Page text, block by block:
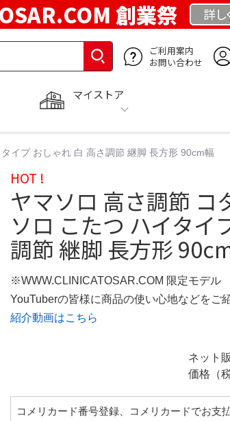
創業祭 詳し
ご利用案内
お問い合わせ
マイストア
イプ おしゃれ 白 高さ調節 継脚 長方形 90cm幅
HOT !
ヤマソロ 高さ調節 コ
ソロ こたつ ハイタイ
調節 継脚 長方形
※WWW.CLINICATOSAR.COM 限定モデル
YouTuberの皆様に商品の使い心地などをご
紹介動画はこちら
ネット
価格（
コメリカード番号登録、コメリカードでお支